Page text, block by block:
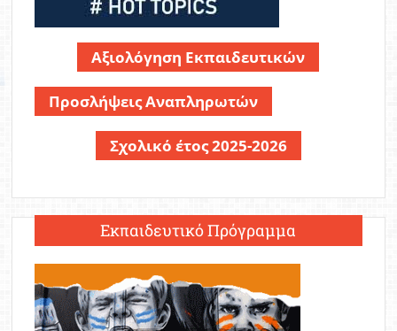
Αξιολόγηση Εκπαιδευτικών
Προσλήψεις Αναπληρωτών
Σχολικό έτος 2025-2026
Εκπαιδευτικό Πρόγραμμα